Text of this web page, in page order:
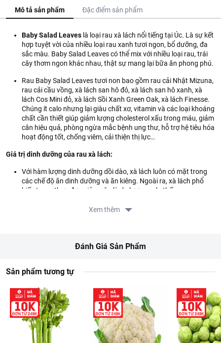
Mô tả sản phẩm Đặc điểm sản phẩm
Baby Salad Leaves là loại rau xà lách nổi tiếng tại Úc. Là sự kết
hợp tuyệt vời của nhiều loại rau xanh tươi ngon, bổ dưỡng, đa
sắc màu. Baby Salad Leaves có thể mix với nhiều loại rau, trái
cây thơm ngon khác nhau, thật sự mang lại bữa ăn phong phú.
Rau Baby Salad Leaves tươi non bao gồm rau cải Nhật Mizuna,
rau cải cầu vồng, xà lách san hô đỏ, xà lách san hô xanh, xà
lách Cos Mini đỏ, xà lách Sồi Xanh Green Oak, xà lách Finesse.
Chúng ít calo nhưng lại giàu chất xơ, vitamin và các loại khoáng
chất cần thiết giúp giảm lượng cholesterol xấu trong máu, giảm
cân hiệu quả, phòng ngừa mắc bệnh ung thư, hỗ trợ hệ tiêu hóa
hoạt động tốt, chống viêm, cải thiện thị lực…
Giá trị dinh dưỡng của rau xà lách:
Với hàm lượng dinh dưỡng dồi dào, xà lách luôn có mặt trong
các chế độ ăn dinh dưỡng và ăn kiêng. Ngoài ra, xà lách phổ
biến trong thực đơn giảm cân là do lượng calo thấp.
Vitamin K có trong rau xà lách có vai trò quan trọng trong quá
Thông tin từ LOTTE MART:
Đơn giá sản phẩm chưa gồm phí giao hàng tùy theo khu vực và
đơn hàng của Quý khách, vui lòng xem chính sách tại:
https://www.lottemart.vn/vi-nsg/faq/39
Xem thêm
Đánh Giá Sản Phẩm
Sản phẩm tương tự